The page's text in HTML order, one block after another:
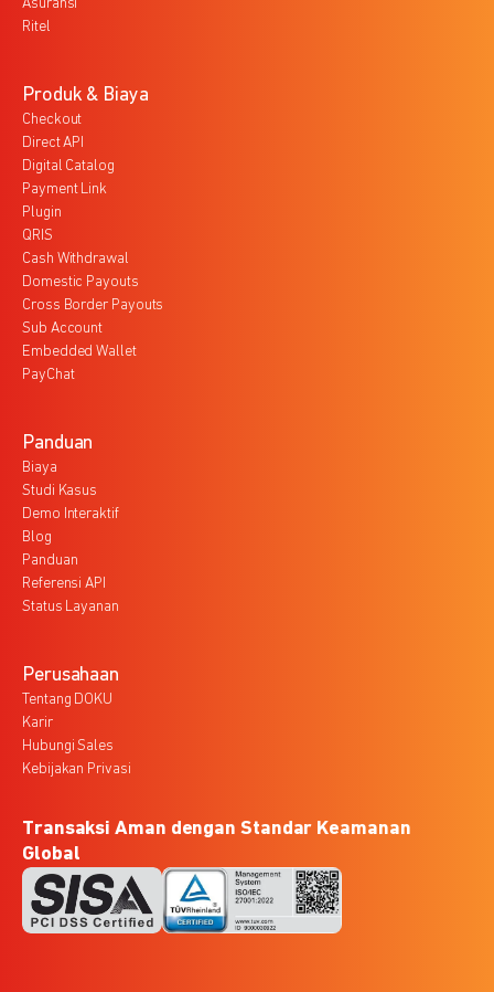
Asuransi
Ritel
Produk & Biaya
Checkout
Direct API
Digital Catalog
Payment Link
Plugin
QRIS
Cash Withdrawal
Domestic Payouts
Cross Border Payouts
Sub Account
Embedded Wallet
PayChat
Panduan
Biaya
Studi Kasus
Demo Interaktif
Blog
Panduan
Referensi API
Status Layanan
Perusahaan
Tentang DOKU
Karir
Hubungi Sales
Kebijakan Privasi
Transaksi Aman dengan Standar Keamanan
Global